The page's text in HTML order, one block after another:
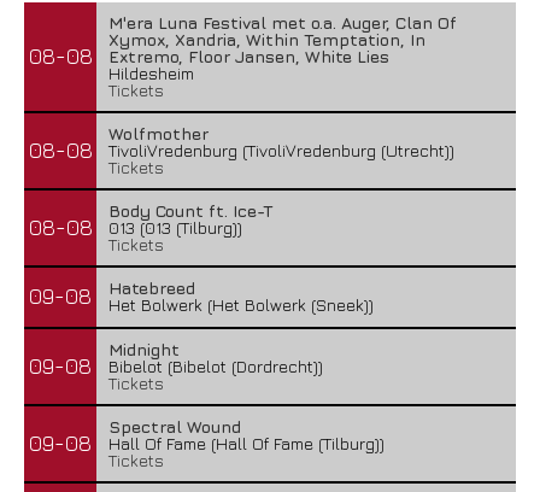
08-08
M'era Luna Festival met o.a. Auger, Clan Of
Xymox, Xandria, Within Temptation, In
Extremo, Floor Jansen, White Lies
Hildesheim
Tickets
08-08
Wolfmother
TivoliVredenburg (TivoliVredenburg (Utrecht))
Tickets
08-08
Body Count ft. Ice-T
013 (013 (Tilburg))
Tickets
09-08
Hatebreed
Het Bolwerk (Het Bolwerk (Sneek))
09-08
Midnight
Bibelot (Bibelot (Dordrecht))
Tickets
09-08
Spectral Wound
Hall Of Fame (Hall Of Fame (Tilburg))
Tickets